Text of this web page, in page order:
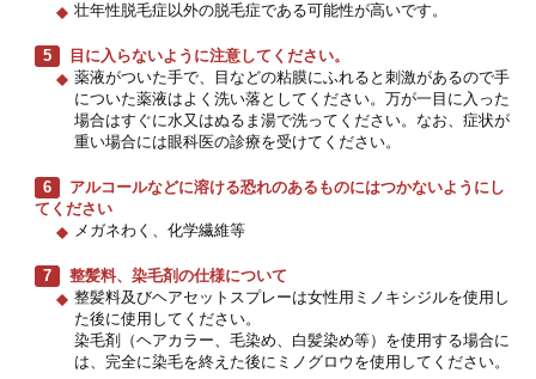
壮年性脱毛症以外の脱毛症である可能性が高いです。
5
目に入らないように注意してください。
薬液がついた手で、目などの粘膜にふれると刺激があるので手
についた薬液はよく洗い落としてください。万が一目に入った
場合はすぐに水又はぬるま湯で洗ってください。なお、症状が
重い場合には眼科医の診療を受けてください。
6
アルコールなどに溶ける恐れのあるものにはつかないようにし
てください
メガネわく、化学繊維等
7
整髪料、染毛剤の仕様について
整髪料及びヘアセットスプレーは女性用ミノキシジルを使用し
た後に使用してください。
染毛剤（ヘアカラー、毛染め、白髪染め等）を使用する場合に
は、完全に染毛を終えた後にミノグロウを使用してください。